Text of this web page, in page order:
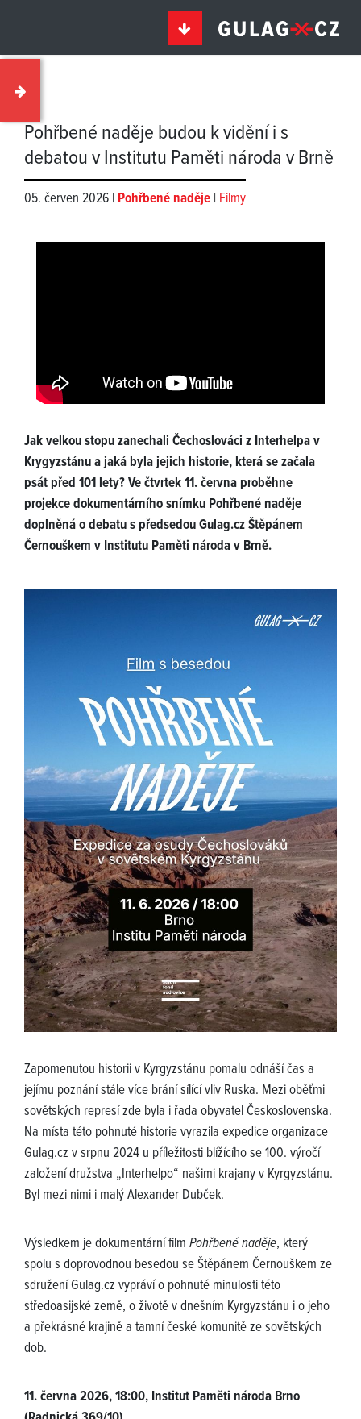
Pohřbené naděje budou k vidění i s
debatou v Institutu Paměti národa v Brně
05. červen 2026 | Pohřbené naděje | Filmy
Jak velkou stopu zanechali Čechoslováci z Interhelpa v
Krygyzstánu a jaká byla jejich historie, která se začala
psát před 101 lety? Ve čtvrtek 11. června proběhne
projekce dokumentárního snímku Pohřbené naděje
doplněná o debatu s předsedou Gulag.cz Štěpánem
Černouškem v Institutu Paměti národa v Brně.
Zapomenutou historii v Kyrgyzstánu pomalu odnáší čas a
jejímu poznání stále více brání sílící vliv Ruska. Mezi oběťmi
sovětských represí zde byla i řada obyvatel Československa.
Na místa této pohnuté historie vyrazila expedice organizace
Gulag.cz v srpnu 2024 u příležitosti blížícího se 100. výročí
založení družstva „Interhelpo“ našimi krajany v Kyrgyzstánu.
Byl mezi nimi i malý Alexander Dubček.
Výsledkem je dokumentární film Pohřbené naděje, který
spolu s doprovodnou besedou se Štěpánem Černouškem ze
sdružení Gulag.cz vypráví o pohnuté minulosti této
středoasijské země, o životě v dnešním Kyrgyzstánu i o jeho
a překrásné krajině a tamní české komunitě ze sovětských
dob.
11. června 2026, 18:00, Institut Paměti národa Brno